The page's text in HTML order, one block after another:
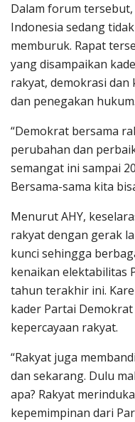
Dalam forum tersebut,
Indonesia sedang
memburuk. Rapat
yang disampaikan
rakyat, demokrasi dan
dan penegakan hukum.
“Demokrat bersama
perubahan dan
semangat ini sampai
Bersama-sama kita
Menurut AHY,
rakyat dengan gerak
kunci sehingga
kenaikan elektabilitas
tahun terakhir ini.
kader Partai
kepercayaan rakyat.
“Rakyat juga
dan sekarang. Dulu
apa? Rakyat
kepemimpinan dari